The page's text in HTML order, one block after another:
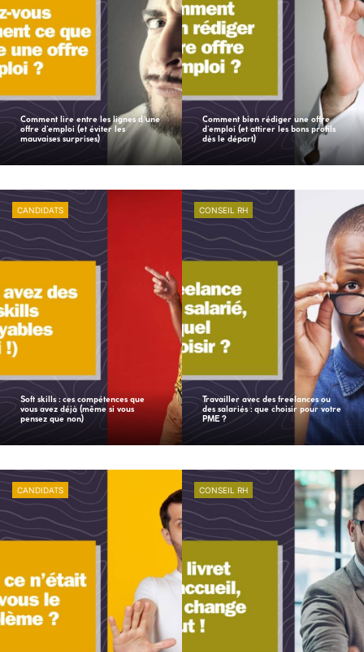
Comment lire entre les lignes d’une
offre d’emploi (et éviter les
mauvaises surprises)
Soft skills : ces compétences que
vous avez déjà (même si vous
pensez que non)
CANDIDATS
CANDIDATS
Comment bien rédiger une offre
d’emploi (et attirer les bons profils
dès le départ)
Travailler avec des freelances ou
des salariés : que choisir pour votre
PME ?
CONSEIL RH
CONSEIL RH